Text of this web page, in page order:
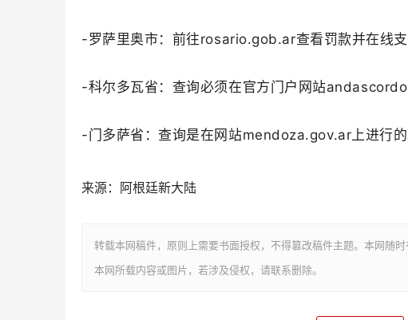
-罗萨里奥市：前往rosario.gob.ar查看罚款并在线支
-科尔多瓦省：查询必须在官方门户网站
-门多萨省：查询是在网站mendoza.gov.ar上进行的
来源：阿根廷新大陆
转载本网稿件，原则上需要书面授权，不得篡改稿件主题。本网随时
本网所载内容或图片，若涉及侵权，请联系删除。